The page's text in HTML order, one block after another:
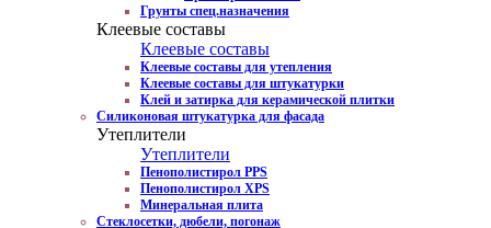
Грунты спец.назначения
Клеевые составы
Клеевые составы
Клеевые составы для утепления
Клеевые составы для штукатурки
Клей и затирка для керамической плитки
Силиконовая штукатурка для фасада
Утеплители
Утеплители
Пенополистирол PPS
Пенополистирол XPS
Минеральная плита
Стеклосетки, дюбели, погонаж